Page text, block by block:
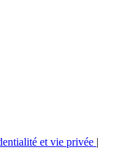
et vie privée |